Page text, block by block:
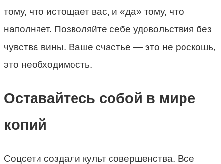
тому, что истощает вас, и «да» тому, что
наполняет. Позволяйте себе удовольствия без
чувства вины. Ваше счастье — это не роскошь,
это необходимость.
Оставайтесь собой в мире
копий
Соцсети создали культ совершенства. Все